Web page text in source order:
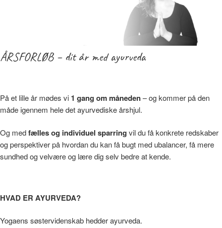
ÅRSFORLØB – dit år med ayurveda
På et lille år mødes vi 1 gang om måneden– og kommer på den
måde igennem hele det ayurvediske årshjul.
Og medfælles og individuel sparring vil du få konkrete redskaber
og perspektiver på hvordan du kan få bugt med ubalancer, få mere
sundhed og velvære og lære dig selv bedre at kende.
HVAD ER AYURVEDA?
Yogaens søstervidenskab hedder ayurveda.